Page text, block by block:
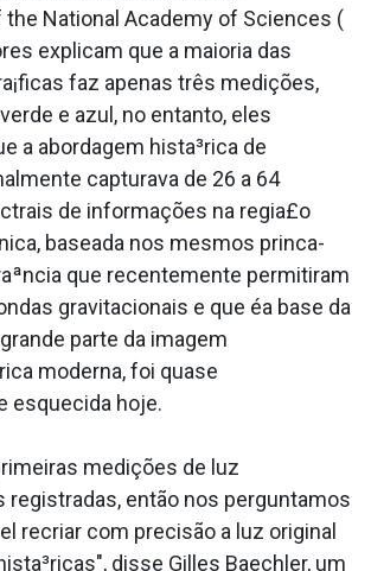
National Academy of Sciences (
explicam que a maioria das
faz apenas três medições,
e azul, no entanto, eles
a abordagem hista³rica de
capturava de 26 a 64
de informações na regia£o
baseada nos mesmos princa­
que recentemente permitiram
gravitacionais e que éa base da
parte da imagem
moderna, foi quase
esquecida hoje.
medições de luz
então nos perguntamos
recriar com precisão a luz original
disse Gilles Baechler, um